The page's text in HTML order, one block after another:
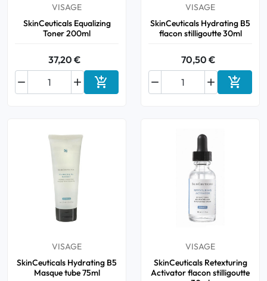
VISAGE
SkinCeuticals Equalizing
Toner 200ml
37,20 €

 Ajouter au panier
VISAGE
SkinCeuticals Hydrating B5
flacon stilligoutte 30ml
70,50 €

 
VISAGE
SkinCeuticals Hydrating B5
Masque tube 75ml
VISAGE
SkinCeuticals Retexturing
Activator flacon stilligoutte